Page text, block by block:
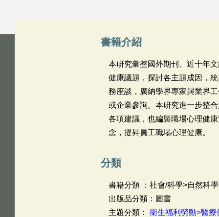
書籍介紹
本研究彙整國外期刊、近十年
健康議題，探討各主題成因，
務座談，廣納學界專家與業界
或企業參詢。本研究進一步整
各項建議，也編製職場心理健
念，提昇員工職場心理健康。
分類
書籍分類 ：社會/科學>自然科學
出版品分類：圖書
主題分類： 衛生福利勞動>醫療